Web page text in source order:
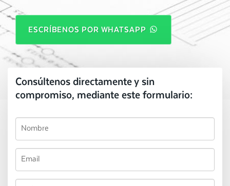
ESCRÍBENOS POR WHATSAPP
Consúltenos directamente y sin
compromiso, mediante este formulario: